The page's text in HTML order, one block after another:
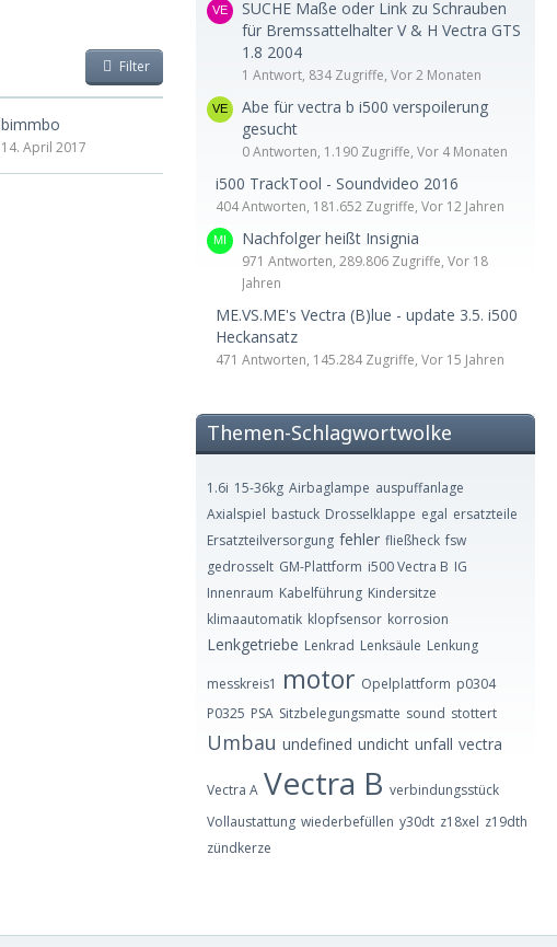
Filter
bimmbo
14. April 2017
SUCHE Maße oder Link zu Schrauben
für Bremssattelhalter V & H Vectra GTS
1.8 2004
1 Antwort, 834 Zugriffe, Vor 2 Monaten
Abe für vectra b i500 verspoilerung
gesucht
0 Antworten, 1.190 Zugriffe, Vor 4 Monaten
i500 TrackTool - Soundvideo 2016
404 Antworten, 181.652 Zugriffe, Vor 12 Jahren
Nachfolger heißt Insignia
971 Antworten, 289.806 Zugriffe, Vor 18
Jahren
ME.VS.ME's Vectra (B)lue - update 3.5. i500
Heckansatz
471 Antworten, 145.284 Zugriffe, Vor 15 Jahren
Themen-Schlagwortwolke
1.6i 15-36kg Airbaglampe auspuffanlage
Axialspiel bastuck Drosselklappe egal ersatzteile
Ersatzteilversorgung fehler fließheck fsw
gedrosselt GM-Plattform i500 Vectra B IG
Innenraum Kabelführung Kindersitze
klimaautomatik klopfsensor korrosion
Lenkgetriebe Lenkrad Lenksäule Lenkung
messkreis1 motor Opelplattform p0304
P0325 PSA Sitzbelegungsmatte sound stottert
Umbau undefined undicht unfall vectra
Vectra A Vectra B verbindungsstück
Vollaustattung wiederbefüllen y30dt z18xel z19dth
zündkerze